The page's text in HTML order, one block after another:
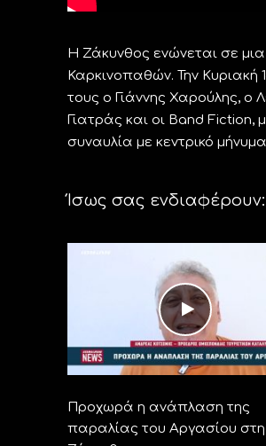
Η Ζάκυνθος ενώνεται σε
Καρκινοπαθών. Την Κυριακή
τους ο Γιάννης Χαρούλης,
Γιατράς και οι Band
συναυλία με κεντρικό
Ίσως σας ενδιαφέρουν:
Προχωρά η ανάπλαση της
παραλίας του Αργασίου στη